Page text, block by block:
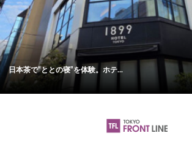
日本茶で“ととの寝”を体験。ホテ...